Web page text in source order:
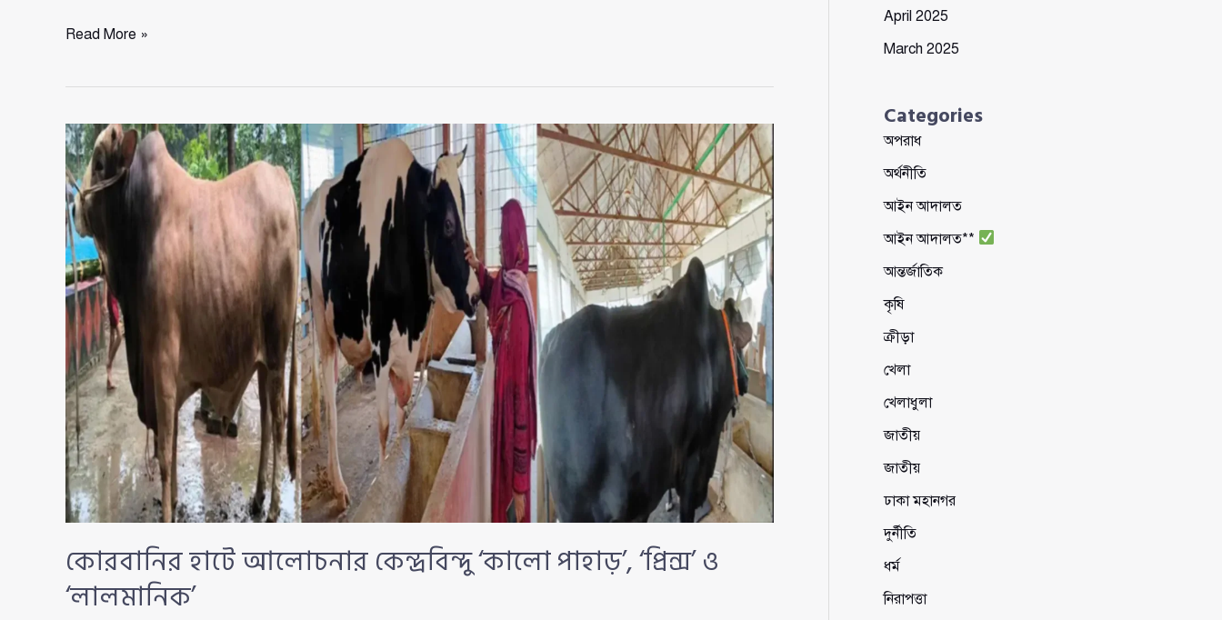
অবৈধ
বিরুদ্ধে
একাই
লড়ার
দাবি
রুমিন
ফারহানার
Read More »
কোরবানির হাটে আলোচনার কেন্দ্রবিন্দু ‘কালো পাহাড়’, ‘প্রিন্স’ ও
‘লালমানিক’
April 2025
March 2025
Categories
অপরাধ
অর্থনীতি
আইন আদালত
আইন আদালত**
আন্তর্জাতিক
কৃষি
ক্রীড়া
খেলা
খেলাধুলা
জাতীয়
জাতীয়
ঢাকা মহানগর
দুর্নীতি
ধর্ম
নিরাপত্তা